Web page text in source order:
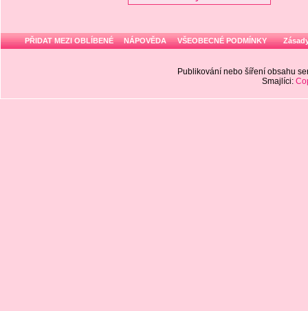
PŘIDAT MEZI OBLÍBENÉ NÁPOVĚDA VŠEOBECNÉ PODMÍNKY
Publikování nebo šíření obsahu
Smajlíci: